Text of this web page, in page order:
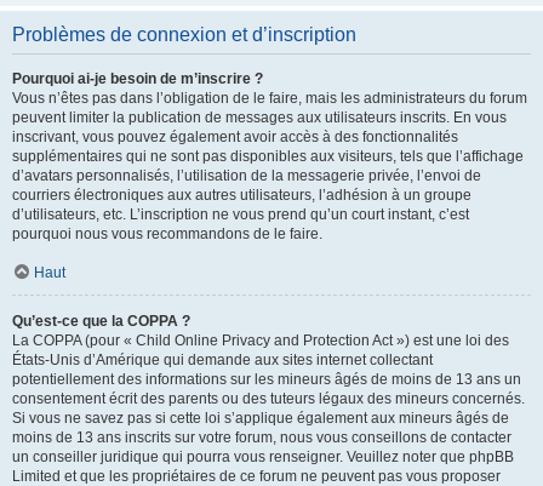
Problèmes de connexion et d’inscription
Pourquoi ai-je besoin de m’inscrire ?
Vous n’êtes pas dans l’obligation de le faire, mais les administrateurs du forum
peuvent limiter la publication de messages aux utilisateurs inscrits. En vous
inscrivant, vous pouvez également avoir accès à des fonctionnalités
supplémentaires qui ne sont pas disponibles aux visiteurs, tels que l’affichage
d’avatars personnalisés, l’utilisation de la messagerie privée, l’envoi de
courriers électroniques aux autres utilisateurs, l’adhésion à un groupe
d’utilisateurs, etc. L’inscription ne vous prend qu’un court instant, c’est
pourquoi nous vous recommandons de le faire.
Haut
Qu’est-ce que la COPPA ?
La COPPA (pour « Child Online Privacy and Protection Act ») est une loi des
États-Unis d’Amérique qui demande aux sites internet collectant
potentiellement des informations sur les mineurs âgés de moins de 13 ans un
consentement écrit des parents ou des tuteurs légaux des mineurs concernés.
Si vous ne savez pas si cette loi s’applique également aux mineurs âgés de
moins de 13 ans inscrits sur votre forum, nous vous conseillons de contacter
un conseiller juridique qui pourra vous renseigner. Veuillez noter que phpBB
Limited et que les propriétaires de ce forum ne peuvent pas vous proposer